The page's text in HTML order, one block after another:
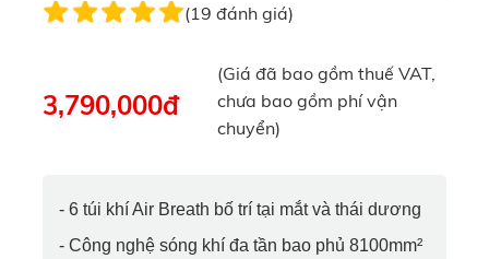
(19 đánh giá)
3,790,000đ
(Giá đã bao gồm thuế VAT,
chưa bao gồm phí vận
chuyển)
- 6 túi khí Air Breath bố trí tại mắt và thái dương
- Công nghệ sóng khí đa tần bao phủ 8100mm²